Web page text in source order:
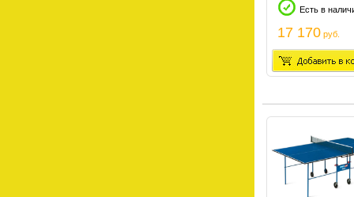
Есть в
17 170 руб.